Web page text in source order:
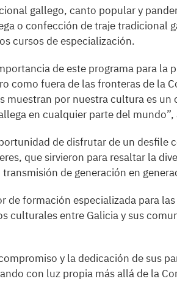
gallego, canto popular y
o confección de traje tradicional
cursos de especialización.
de este programa para la
como fuera de las fronteras de la
muestran por nuestra cultura es un
en cualquier parte del
de disfrutar de un desfile
que sirvieron para resaltar la
de generación en
de formación especializada para
culturales entre Galicia y sus
y la dedicación de sus
con luz propia más allá de la